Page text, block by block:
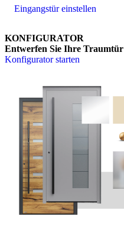
Eingangstür einstellen
KONFIGURATOR
Entwerfen Sie Ihre Traumtür
Konfigurator starten